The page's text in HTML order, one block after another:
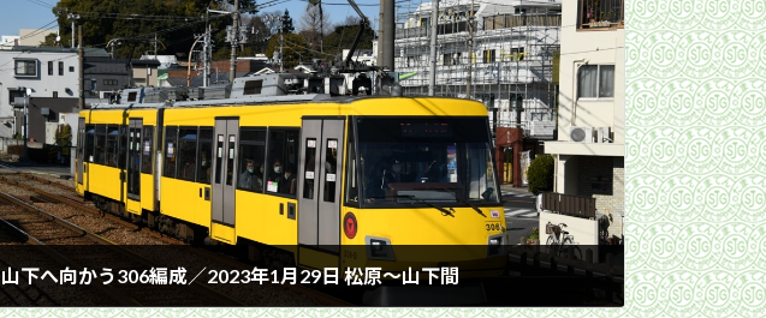
山下へ向かう306編成／2023年1月29日 松原〜山下間